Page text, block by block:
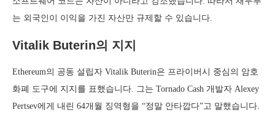
는 외국인이 이익을 가진 자산만 규제할 수 있습니다.
Vitalik Buterin의 지지
Ethereum의 공동 설립자 Vitalik Buterin은 프라이버시 중심의 암호
화폐 도구에 지지를 표했습니다. 그는 Tornado Cash 개발자 Alexey
Pertsev에게 내린 64개월 징역형을 “정말 안타깝다”고 말했습니다.